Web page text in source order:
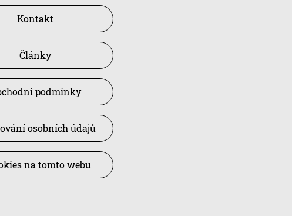
Kontakt
Články
podmínky
osobních údajů
na tomto webu